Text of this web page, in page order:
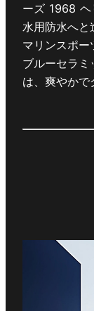
ーズ 1968
水用防水へと
マリンスポー
ブルーセラ
は、爽やかで